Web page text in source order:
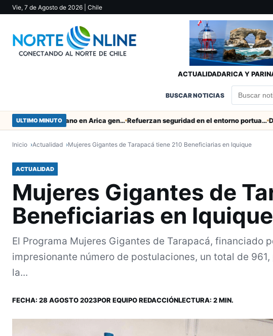
Vie, 7 de Agosto de 2026 | Chile
ACTUALIDADARICA Y
BUSCAR NOTICIAS
ULTIMO MINUTO Obras de Aguas del Altiplano en Arica generan puestos de trabajo Refuerzan seguridad en el entorno portuario de Arica
Inicio Actualidad Mujeres Gigantes de Tarapacá tiene 210 Beneficiarias en Iquique
ACTUALIDAD
Mujeres Gigantes de
Beneficiarias en Iquique
El Programa Mujeres Gigantes de Tarapacá, financiado
impresionante número de postulaciones, un total de
la...
FECHA: 28 AGOSTO 2023POR EQUIPO REDACCIÓNLECTURA: 2 MIN.